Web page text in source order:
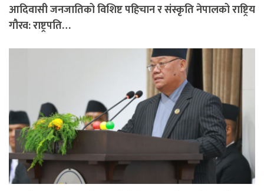
आदिवासी जनजातिको विशिष्ट पहिचान र संस्कृति नेपालको राष्ट्रिय
गौरव: राष्ट्रपति…